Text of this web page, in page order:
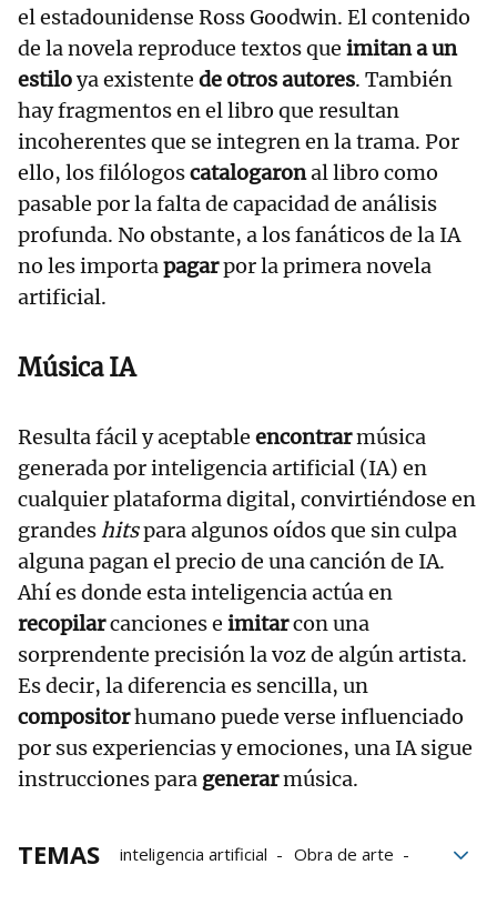
el estadounidense Ross Goodwin. El contenido
de la novela reproduce textos que imitan a un
estiloya existente de otros autores. También
hay fragmentos en el libro que resultan
incoherentes que se integren en la trama. Por
ello, los filólogoscatalogaronal libro como
pasable por la falta de capacidad de análisis
profunda. No obstante, a los fanáticos de la IA
no les importapagarpor la primera novela
artificial.
Música IA
Resulta fácil y aceptable encontrarmúsica
generada por inteligencia artificial (IA) en
cualquier plataforma digital, convirtiéndose en
grandeshitspara algunos oídos que sin culpa
alguna pagan el precio de una canción de IA.
Ahí es donde esta inteligencia actúa en
recopilarcanciones e imitarcon una
sorprendente precisión la voz de algún artista.
Es decir, la diferencia es sencilla, un
compositorhumano puede verse influenciado
por sus experiencias y emociones, una IA sigue
instrucciones para generarmúsica.
TEMAS inteligencia artificial
Obra de arte